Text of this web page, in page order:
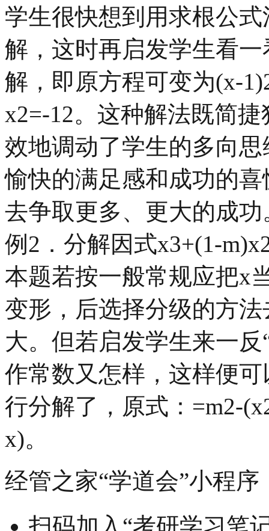
学生很快想到用求根公
解，这时再启发学生看
解，即原方程可变为(x-
x2=-12。这种解法既简
效地调动了学生的多向
愉快的满足感和成功的
去争取更多、更大的成功
例2．分解因式x3+(1-
本题若按一般常规应把x
变形，后选择分级的方
大。但若启发学生来一
作常数又怎样，这样便
行分解了，原式：=m2-
x)。
经管之家“学道会”小程序
扫码加入“考研学习笔